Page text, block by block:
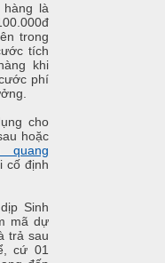
là
trong
tích
khi
phí
cho
hoặc
quang
cố định
Sinh
mã dự
trả sau
cứ 01